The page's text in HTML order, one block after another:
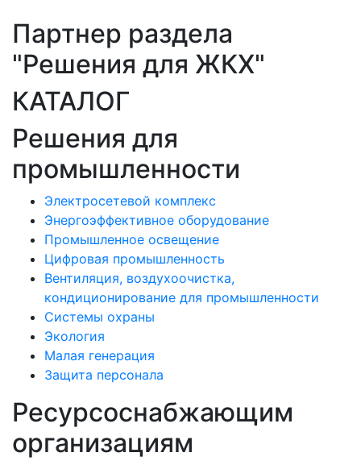
Партнер раздела
"Решения для ЖКХ"
КАТАЛОГ
Решения для
промышленности
Электросетевой комплекс
Энергоэффективное оборудование
Промышленное освещение
Цифровая промышленность
Вентиляция, воздухоочистка,
кондиционирование для промышленности
Системы охраны
Экология
Малая генерация
Защита персонала
Ресурсоснабжающим
организациям